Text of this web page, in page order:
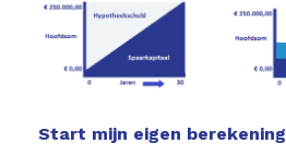
Start mijn eigen berekening